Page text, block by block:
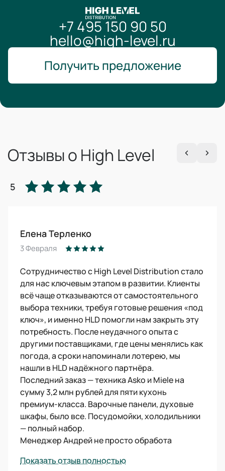
+7 495 150 90 50
hello@high-level.ru
Получить предложение
Отзывы о High Level
5
Елена Терленко
3 Февраля
Сотрудничество с High Level Distribution стало
для нас ключевым этапом в развитии. Клиенты
всё чаще отказываются от самостоятельного
выбора техники, требуя готовые решения «под
ключ», и именно HLD помогли нам закрыть эту
потребность. После неудачного опыта с
другими поставщиками, где цены менялись как
погода, а сроки напоминали лотерею, мы
нашли в HLD надёжного партнёра.
Последний заказ — техника Asko и Miele на
сумму 3,2 млн рублей для пяти кухонь
премиум-класса. Варочные панели, духовые
шкафы, было все. Посудомойки, холодильники
— полный набор.
Менеджер Андрей не просто обработа
Показать отзыв полностью